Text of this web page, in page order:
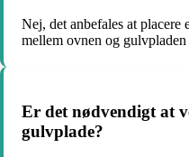
Nej, det anbefales at placere
mellem ovnen og
Er det nødvendigt at
gulvplade?